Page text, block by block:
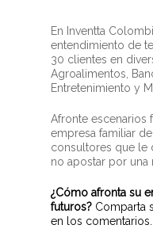
En Inventta
entendimiento de
30 clientes en
Agroalimentos,
Entretenimiento y
Afronte escenarios
empresa familiar
consultores que le
no apostar por una
¿Cómo afronta su
futuros? Comparta
en los comentarios.